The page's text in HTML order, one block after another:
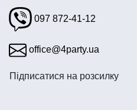
097 872-41-12
office@4party.ua
Підписатися на розсилку